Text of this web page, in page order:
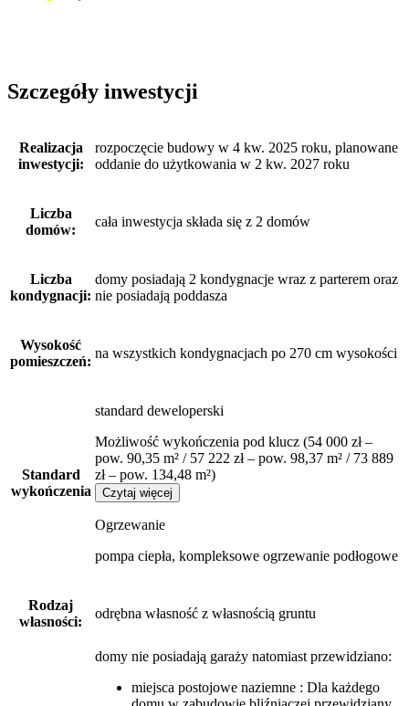
Szczegóły inwestycji
Realizacja
inwestycji:
rozpoczęcie budowy w 4 kw. 2025 roku, planowane
oddanie do użytkowania w 2 kw. 2027 roku
Liczba
domów:
cała inwestycja składa się z 2 domów
Liczba
kondygnacji:
domy posiadają 2 kondygnacje wraz z parterem oraz
nie posiadają poddasza
Wysokość
pomieszczeń:
na wszystkich kondygnacjach po 270 cm wysokości
Standard
wykończenia
standard deweloperski
Możliwość wykończenia pod klucz (54 000 zł –
pow. 90,35 m² / 57 222 zł – pow. 98,37 m² / 73 889
zł – pow. 134,48 m²)
Czytaj więcej
Ogrzewanie
pompa ciepła, kompleksowe ogrzewanie podłogowe
Rodzaj
własności:
odrębna własność z własnością gruntu
domy nie posiadają garaży natomiast przewidziano:
miejsca postojowe naziemne : Dla każdego